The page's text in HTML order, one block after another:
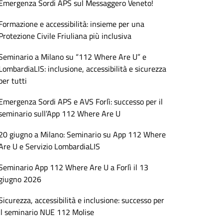
Sordi APS sul Messaggero Veneto!
e accessibilità: insieme per una
Civile Friuliana più inclusiva
a Milano su “112 Where Are U” e
inclusione, accessibilità e sicurezza
tutti
Sordi APS e AVS Forlì: successo per il
sull’App 112 Where Are U
giugno a Milano: Seminario su App 112 Where
U e Servizio LombardiaLIS
App 112 Where Are U a Forlì il 13
2026
accessibilità e inclusione: successo per
seminario NUE 112 Molise